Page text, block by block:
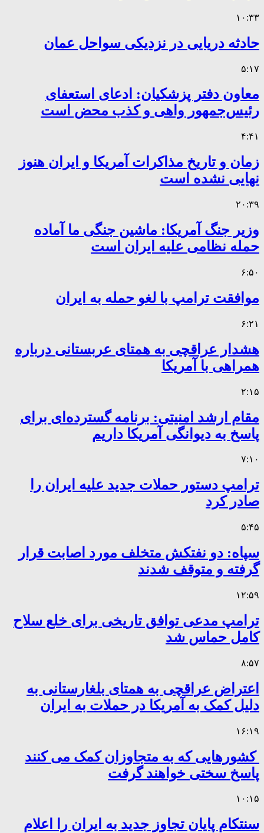
۱۰:۳۳
حادثه دریایی در نزدیکی سواحل عمان
۵:۱۷
معاون دفتر پزشکیان: ادعای استعفای
رئیس‌جمهور واهی و کذب محض است
۴:۴۱
زمان و تاریخ مذاکرات آمریکا و ایران هنوز
نهایی نشده است
۲۰:۳۹
وزیر جنگ آمریکا: ماشین جنگی ما آماده
حمله نظامی علیه ایران است
۶:۵۰
موافقت ترامپ با لغو حمله به ایران
۶:۲۱
هشدار عراقچی به همتای عربستانی درباره
همراهی با آمریکا
۲:۱۵
مقام ارشد امنیتی: برنامه گسترده‌ای برای
پاسخ به دیوانگی آمریکا داریم
۷:۱۰
ترامپ دستور حملات جدید علیه ایران را
صادر کرد
۵:۴۵
سپاه: دو نفتکش متخلف مورد اصابت قرار
گرفته و متوقف شدند
۱۲:۵۹
ترامپ مدعی توافق تاریخی برای خلع سلاح
کامل حماس شد
۸:۵۷
اعتراض عراقچی به همتای بلغارستانی به
دلیل کمک به آمریکا در حملات به ایران
۱۶:۱۹
کشورهایی که به متجاوزان کمک می کنند
پاسخ سختی خواهند گرفت
۱۰:۱۵
سنتکام پایان تجاوز جدید به ایران را اعلام